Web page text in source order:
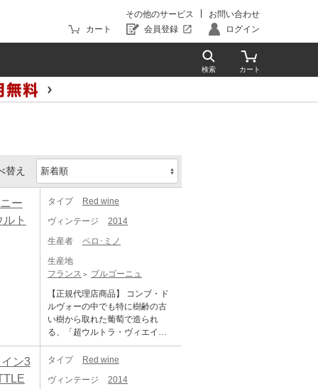
その他のサービス
お問い合わせ
カート
会員登録 ログイン
替え
ー
ト
タイプ
Red wine
ヴィンテージ
2014
生産者
ペロ･ミノ
生産地
フランス
ブルゴーニュ
【正規代理店商品】 コンブ・ド
ルヴォーの中でも特に樹齢の古
い樹から取れた葡萄で造られ
る、「超ウルトラ・ヴィエイ
ユ・ヴィーニュ」! ＜キュヴェ・
ウルトラ＞ 通常のコンブ・ドル
との違いは、ネーミングの通り
ン3
タイプ
Red wine
ヴィンテージ
2014